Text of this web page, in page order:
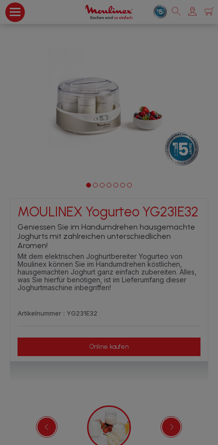
MOULINEX Yogurteo YG231E32
Geniessen Sie im Handumdrehen hausgemachte
Joghurts mit zahlreichen unterschiedlichen
Aromen!
Mit dem elektrischen Joghurtbereiter Yogurteo von
Moulinex können Sie im Handumdrehen köstlichen,
hausgemachten Joghurt ganz einfach zubereiten. Alles,
was Sie hierfür benötigen, ist im Lieferumfang dieser
Joghurtmaschine inbegriffen!
Artikelnummer : YG231E32
Online kaufen